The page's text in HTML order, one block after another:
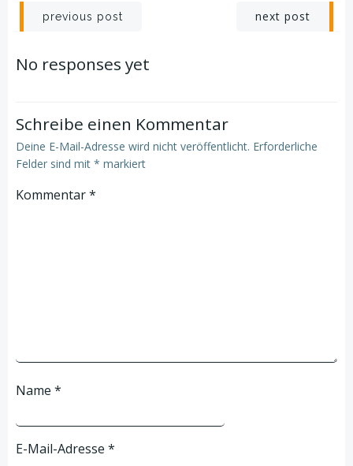
Post
navigation
previous post next post
No responses yet
Schreibe einen Kommentar
Deine E-Mail-Adresse wird nicht veröffentlicht. Erforderliche
Felder sind mit * markiert
Kommentar*
Name *
E-Mail-Adresse *